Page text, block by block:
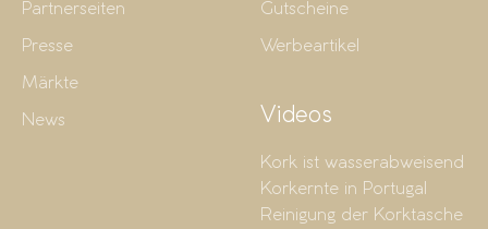
Partnerseiten
Presse
Märkte
News
Gutscheine
Werbeartikel
Videos
Kork ist wasserabweisend
Korkernte in Portugal
Reinigung der Korktasche